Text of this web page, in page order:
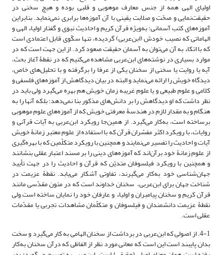
اولیای الهی همه از جنس معارف موهوبی و قلبی بوده و هیچ سخنی در
حقیقت‌نمایی و صحّت و صلابت یقینی با آن آموزه‌ها برابری نمی‌نماید. بنابراین
آموزه‌های کتب آسمانی؛ به‌ویژه قرآن کریم و احادیث نبوی و گفتار اولیاء الهی و
الهاماتی که نصیب خودش (ابن‌عربی) گردیده، تنها سکّوی قابل اعتمادی است
که با اتکاء به آن می‌توان به آسمان حقیقت صعود کرد. از این جهت است که در
موارد بسیاری در نوشته‌های ابن‌عربی مشاهده می‌کنیم که در نقطۀ آغاز بحث،
آیه یا روایت یا سخنی از سخنان یکی از عرفا را برگرفته و با تحلیل‌های خاص،
دیدگاه خویش را ارائه می‌نماید و البته در بیان دیدگاهش از آموزه‌های فلسفی و
کلامی و علوم طبیعی و یا علوم غریبه زمان خویش هم بهره می‌گیرد ولی باید در
نظر داشت که او دیدگاهش را بر دانش‌های مذکور بنا نمی‌دهد؛ بلکه آنها را به
هنگام و به مقدار لازم در هندسۀ معرفتی خویش که از آموزه‌های علوم موهوبی
برساخته است، به‌کار می‌گیرد. از همین‌جا رویکرد ابن‌عربی به آیات قرآنی و
روایات، با رویکرد اکثر مفسّران قرآن که با استفاده از علوم معتبر زمانۀ خویش
آیات و احادیث را تفسیر می‌نمایند و همچنین با رویکرد متکلّمین که با بهره‌گیری
از علوم زمانۀ خود برآن‌اند که آموزه‌های دینی را بر مسند اعتبار عقلی بنشانند
و همچنین با رویکرد فیلسوفان متدیّن که قرآن و احادیث را در جهت تأیید
جهان‌شناسی خود به‌کار می‌گیرند، تفاوتی آشکار می‌یابد. نقطۀ عزیمت در
شناخت جهان برای ابن‌عربی، سخنان خداوند است که در متون مقدّسی مانند
قرآن کریم و سخنان پیامبران و اولیاء و عارفان خود را نمایان ساخته است ولی
نقطۀ عزیمت دانشمندان و فیلسوفان و متکلّمان مشاهدات تجربی یا مقدّمات
عقلی است.
4-1. از اصولی که ابن‌عربی در برداشت از سخنان الهامی به کار می‌گیرد و سخت
بدان پایبند است این است که معانی مورد نظر از الفاظی که درآن سخنان به‌کار